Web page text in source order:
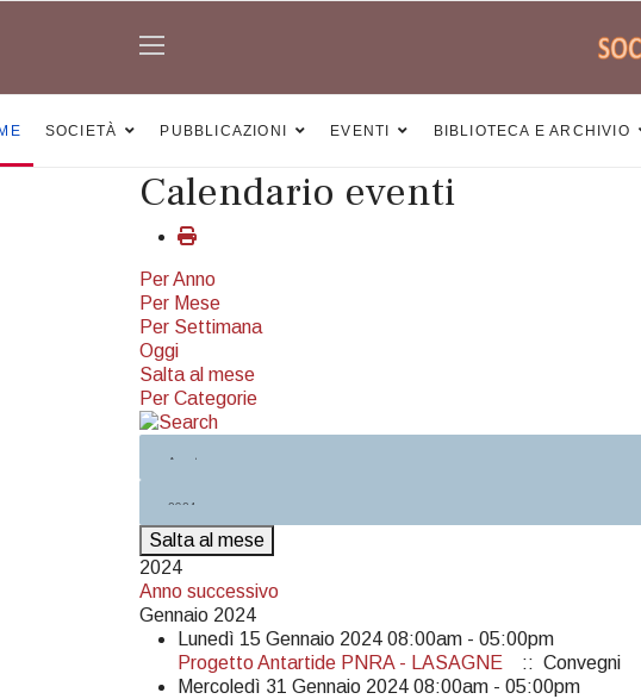
SOCIETÀ PUBBLICAZIONI EVENTI BIBLIOTECA E ARCHIVIO
Calendario eventi
Per Anno
Per Mese
Per Settimana
Oggi
Salta al mese
Per Categorie
Salta al mese
2024
Anno successivo
Gennaio 2024
Lunedì 15 Gennaio 2024 08:00am - 05:00pm
Progetto Antartide PNRA - LASAGNE
:: Convegni
Mercoledì 31 Gennaio 2024 08:00am - 05:00pm